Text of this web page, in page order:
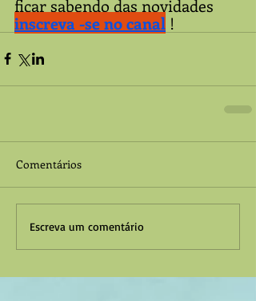
ficar sabendo das novidades
inscreva -se no canal !
Comentários
Escreva um comentário